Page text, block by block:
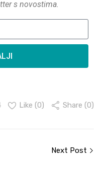
s novostima.
Like (0) Share (0)
Next Post